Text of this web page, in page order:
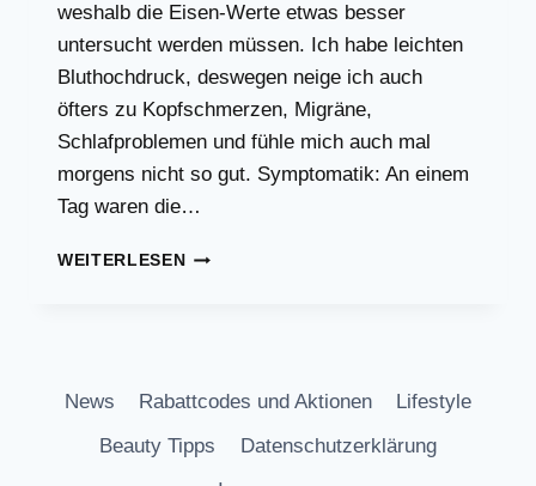
weshalb die Eisen-Werte etwas besser
untersucht werden müssen. Ich habe leichten
Bluthochdruck, deswegen neige ich auch
öfters zu Kopfschmerzen, Migräne,
Schlafproblemen und fühle mich auch mal
morgens nicht so gut. Symptomatik: An einem
Tag waren die…
WEITERLESENEISENMANGEL:
KRITISCH
News Rabattcodes und Aktionen
Lifestyle
Beauty Tipps
Datenschutzerklärung